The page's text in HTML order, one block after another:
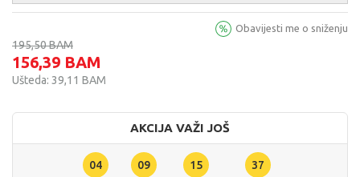
195,50BAM
156,39 BAM
Ušteda: 39,11 BAM
Obavijesti me o sniženju
AKCIJA VAŽI JOŠ
04 09 15 36